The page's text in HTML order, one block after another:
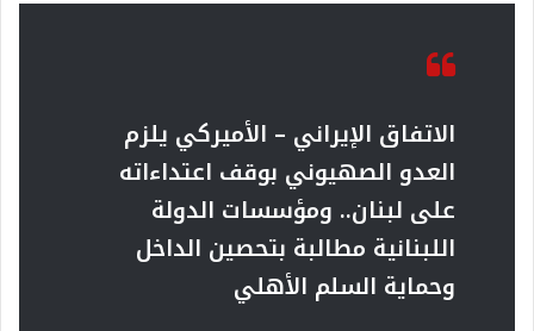
الاتفاق الإيراني – الأميركي يلزم
العدو الصهيوني بوقف اعتداءاته
على لبنان.. ومؤسسات الدولة
اللبنانية مطالبة بتحصين الداخل
وحماية السلم الأهلي